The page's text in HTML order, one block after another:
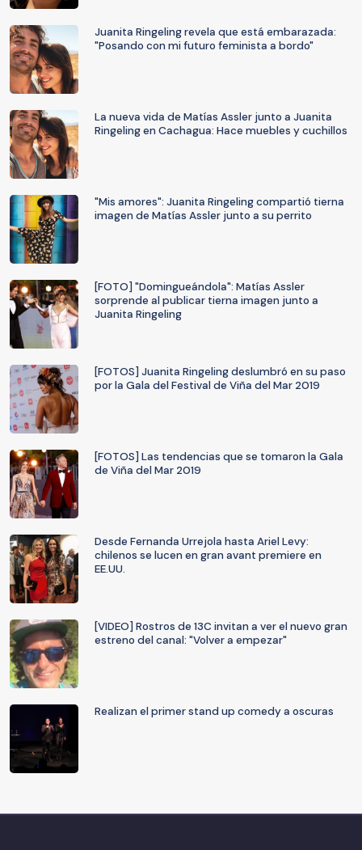
Juanita Ringeling revela que está embarazada:
"Posando con mi futuro feminista a bordo"
La nueva vida de Matías Assler junto a Juanita
Ringeling en Cachagua: Hace muebles y cuchillos
"Mis amores": Juanita Ringeling compartió tierna
imagen de Matías Assler junto a su perrito
[FOTO] "Domingueándola": Matías Assler
sorprende al publicar tierna imagen junto a
Juanita Ringeling
[FOTOS] Juanita Ringeling deslumbró en su paso
por la Gala del Festival de Viña del Mar 2019
[FOTOS] Las tendencias que se tomaron la Gala
de Viña del Mar 2019
Desde Fernanda Urrejola hasta Ariel Levy:
chilenos se lucen en gran avant premiere en
EE.UU.
[VIDEO] Rostros de 13C invitan a ver el nuevo gran
estreno del canal: "Volver a empezar"
Realizan el primer stand up comedy a oscuras